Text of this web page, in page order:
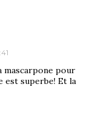
mascarpone pour
est superbe! Et la